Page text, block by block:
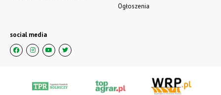
Ogłoszenia
social media